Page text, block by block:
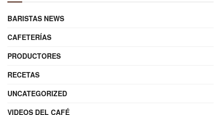
BARISTAS NEWS
CAFETERÍAS
PRODUCTORES
RECETAS
UNCATEGORIZED
VIDEOS DEL CAFÉ